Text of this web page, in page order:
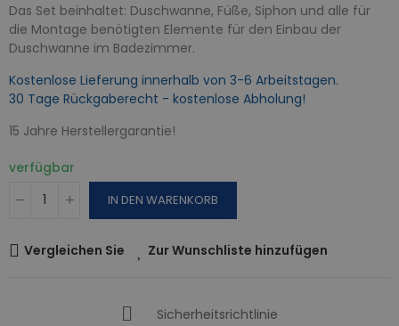
Das Set beinhaltet: Duschwanne, Füße, Siphon und alle für
die Montage benötigten Elemente für den Einbau der
Duschwanne im Badezimmer.
Kostenlose Lieferung innerhalb von 3-6 Arbeitstagen.
30 Tage Rückgaberecht - kostenlose Abholung!
15 Jahre Herstellergarantie!
verfügbar
IN DEN WARENKORB
Vergleichen Sie Zur Wunschliste hinzufügen
Sicherheitsrichtlinie